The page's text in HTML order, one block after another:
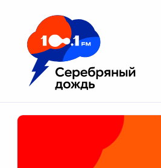
Москва 100.1 FM
Апатиты